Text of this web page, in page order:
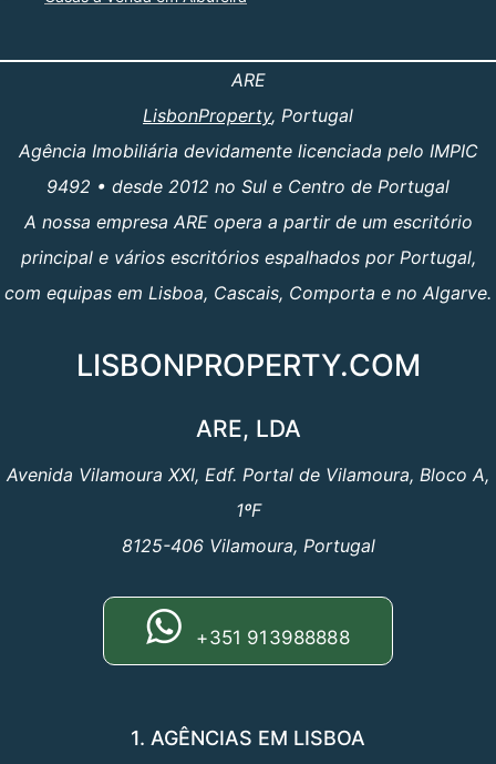
ARE
LisbonProperty, Portugal
Agência Imobiliária devidamente licenciada pelo IMPIC
9492 • desde 2012 no Sul e Centro de Portugal
A nossa empresa ARE opera a partir de um escritório
principal e vários escritórios espalhados por Portugal,
com equipas em Lisboa, Cascais, Comporta e no Algarve.
LISBONPROPERTY.COM
ARE, LDA
Avenida Vilamoura XXI, Edf. Portal de Vilamoura, Bloco A,
1ºF
8125-406 Vilamoura, Portugal
+351 913988888
1. AGÊNCIAS EM LISBOA